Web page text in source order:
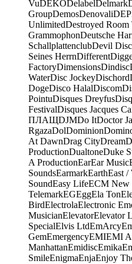
VuDEKODelabelDelmark
GroupDemosDenovaliDEP
UnlimitedDestroyed Room
GrammophonDeutsche
SchallplattenclubDevil
Seines HerrnDifferent
FactoryDimensionsDindisc
WaterDisc JockeyDischord
DogeDisco HalalDiscom
PointuDisques Dreyfus
FestivalDisques Jacques
ПЛАЩDJMDo ItDoctor
RgazaDolDominion
At DawnDrag CityDream
ProductionDualtoneDuke
A ProductionEarEar Music
SoundsEarmarkEarthEast /
SoundEasy LifeECM New
TelemarkEGEggEla Ton
BirdElectrolaElectronic
MusicianElevatorElevator
SpecialElvis LtdEmArcy
GemEmergencyEMIEMI
ManhattanEmidiscEmika
SmileEnigmaEnjaEnjoy